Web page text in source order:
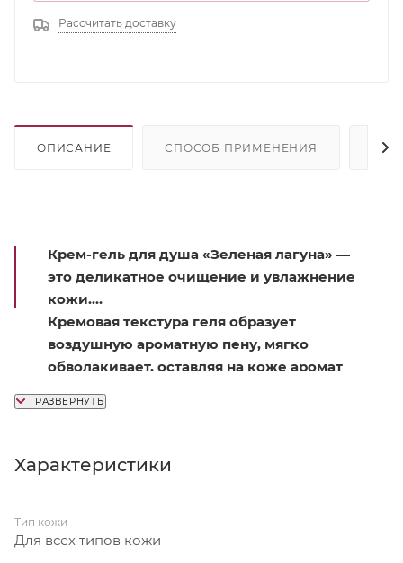
Рассчитать доставку
ОПИСАНИЕ СПОСОБ ПРИМЕНЕНИЯ
Крем-гель для душа «Зеленая лагуна» —
это деликатное очищение и увлажнение
кожи.
Кремовая текстура геля образует
воздушную ароматную пену, мягко
обволакивает, оставляя на коже аромат
гель делает кожу мягкой и увлажненной,
Характеристики
Тип кожи
Для всех типов кожи